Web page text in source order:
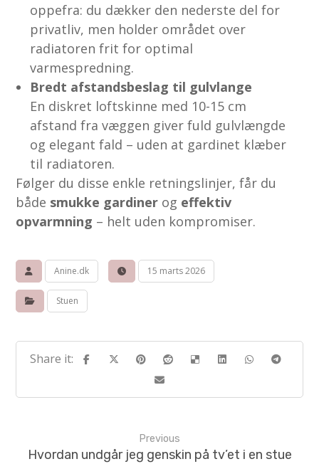
oppefra: du dækker den nederste del for
privatliv, men holder området over
radiatoren frit for optimal
varmespredning.
Bredt afstandsbeslag til gulvlange
En diskret loftskinne med 10-15 cm
afstand fra væggen giver fuld gulvlængde
og elegant fald – uden at gardinet klæber
til radiatoren.
Følger du disse enkle retningslinjer, får du
både smukke gardiner og effektiv
opvarmning – helt uden kompromiser.
Anine.dk 15 marts 2026
Stuen
Previous
Hvordan undgår jeg genskin på tv’et i en stue